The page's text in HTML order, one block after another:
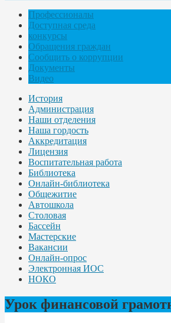
Профессионалы
Доступная среда
конкурсы
Обращения граждан
Сообщить о коррупции
Документы
Видео
История
Администрация
Наши отделения
Наша гордость
Аккредитация
Лицензия
Воспитательная работа
Библиотека
Онлайн-библиотека
Общежитие
Автошкола
Столовая
Бассейн
Мастерские
Вакансии
Онлайн-опрос
Электронная ИОС
НОКО
Урок финансовой